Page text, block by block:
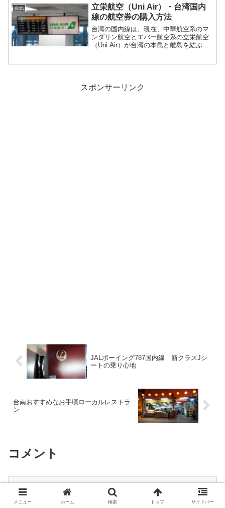
台北
立栄航空（Uni Air）・台湾国内
線の航空券の購入方法
台湾の国内線は、現在、中華航空系のマ
ンダリン航空とエバー航空系の立栄航空
（Uni Air）が台湾の本島と離島を結ぶ線
スポンサーリンク
JALボーイング787国内線 新クラスJシ
ートの乗り心地
台南おすすめなお手頃ローカルレストラ
ン
コメント
コメントを書き込む
メニュー ホーム 検索 トップ サイドバー